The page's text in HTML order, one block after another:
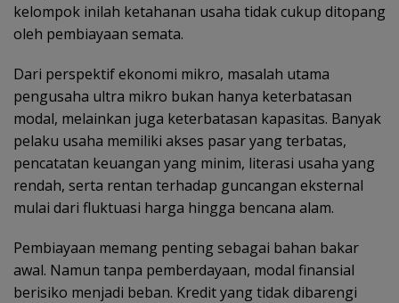
kelompok inilah ketahanan usaha tidak cukup ditopang
oleh pembiayaan semata.
Dari perspektif ekonomi mikro, masalah utama
pengusaha ultra mikro bukan hanya keterbatasan
modal, melainkan juga keterbatasan kapasitas. Banyak
pelaku usaha memiliki akses pasar yang terbatas,
pencatatan keuangan yang minim, literasi usaha yang
rendah, serta rentan terhadap guncangan eksternal
mulai dari fluktuasi harga hingga bencana alam.
Pembiayaan memang penting sebagai bahan bakar
awal. Namun tanpa pemberdayaan, modal finansial
berisiko menjadi beban. Kredit yang tidak dibarengi